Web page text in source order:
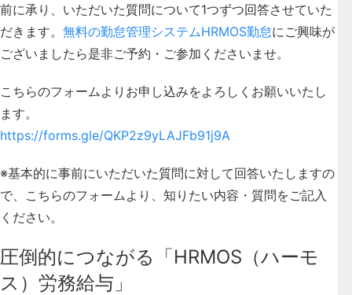
前に承り、いただいた質問について1つずつ回答させていた
だきます。 無料の勤怠管理システムHRMOS勤怠にご興味が
ございましたら是非ご予約・ご参加くださいませ。
こちらのフォームよりお申し込みをよろしくお願いいたし
ます。
https://forms.gle/QKP2z9yLAJFb91j9A
※基本的に事前にいただいた質問に対して回答いたしますの
で、こちらのフォームより、知りたい内容・質問をご記入
ください。
圧倒的につながる「HRMOS（ハーモ
ス）労務給与」